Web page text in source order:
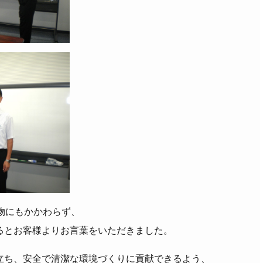
もかかわらず、
お客様よりお言葉をいただきました。
、安全で清潔な環境づくりに貢献できるよう、